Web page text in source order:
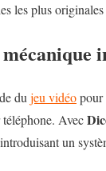
les plus
du jeu vidéopour
Avec
un